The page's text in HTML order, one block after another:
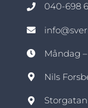
040-698
Måndag
Nils